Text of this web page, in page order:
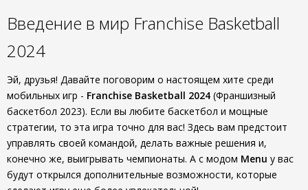
Введение в мир Franchise Basketball
2024
Эй, друзья! Давайте поговорим о настоящем хите среди
мобильных игр - Franchise Basketball 2024 (Франшизный
баскетбол 2023). Если вы любите баскетбол и мощные
стратегии, то эта игра точно для вас! Здесь вам предстоит
управлять своей командой, делать важные решения и,
конечно же, выигрывать чемпионаты. А с модом Menu у вас
будут открылся дополнительные возможности, которые